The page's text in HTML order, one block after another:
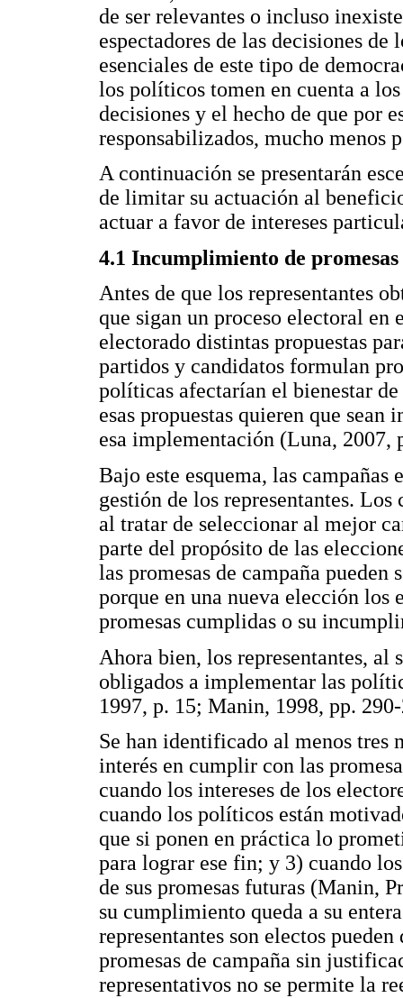
de ser relevantes o incluso
espectadores de las decisiones
esenciales de este tipo de
los políticos tomen en cuenta a
decisiones y el hecho de que por
responsabilizados, mucho menos
A continuación se presentarán
de limitar su actuación al
actuar a favor de intereses
4.1 Incumplimiento de
Antes de que los representantes
que sigan un proceso electoral en
electorado distintas propuestas
partidos y candidatos formulan
políticas afectarían el bienestar
esas propuestas quieren que
esa implementación (Luna, 2007,
Bajo este esquema, las
gestión de los representantes.
al tratar de seleccionar al mejor
parte del propósito de las
las promesas de campaña
porque en una nueva elección los
promesas cumplidas o su
Ahora bien, los representantes, al
obligados a implementar las
1997, p. 15; Manin, 1998, pp.
Se han identificado al menos tres
interés en cumplir con las
cuando los intereses de los
cuando los políticos están
que si ponen en práctica lo
para lograr ese fin; y 3) cuando
de sus promesas futuras (Manin,
su cumplimiento queda a su
representantes son electos
promesas de campaña sin
representativos no se permite la